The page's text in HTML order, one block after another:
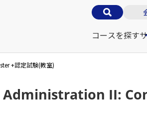
コースを探す
+認定試験(教室)
Administration II: